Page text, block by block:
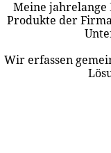
Meine
Produkte der
Wir erfassen